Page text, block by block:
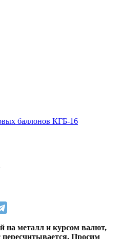
на металл и курсом валют,
пересчитывается. Просим